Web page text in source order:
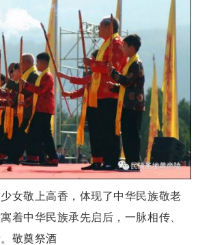
女敬上高香，体现了中华民族敬老
着中华民族承先启后，一脉相传、
敬奠祭酒